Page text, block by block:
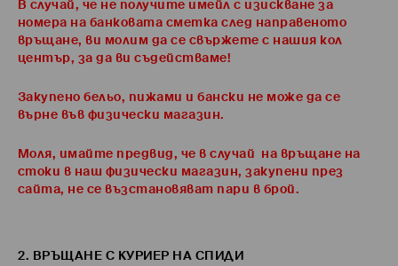
В случай, че не получите имейл с изискване за
номера на банковата сметка след направеното
връщане, ви молим да се свържете с нашия кол
център, за да ви съдействаме!
Закупено бельо, пижами и бански не може да се
върне във физически магазин.
Моля, имайте предвид, че в случай на връщане на
стоки в наш физически магазин, закупени през
сайта, не се възстановяват пари в брой.
2. ВРЪЩАНЕ С КУРИЕР НА СПИДИ